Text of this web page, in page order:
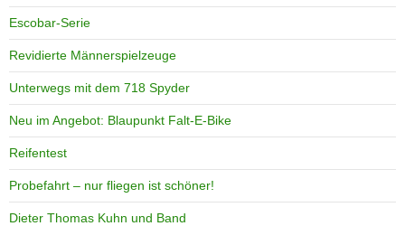
Escobar-Serie
Revidierte Männerspielzeuge
Unterwegs mit dem 718 Spyder
Neu im Angebot: Blaupunkt Falt-E-Bike
Reifentest
Probefahrt – nur fliegen ist schöner!
Dieter Thomas Kuhn und Band